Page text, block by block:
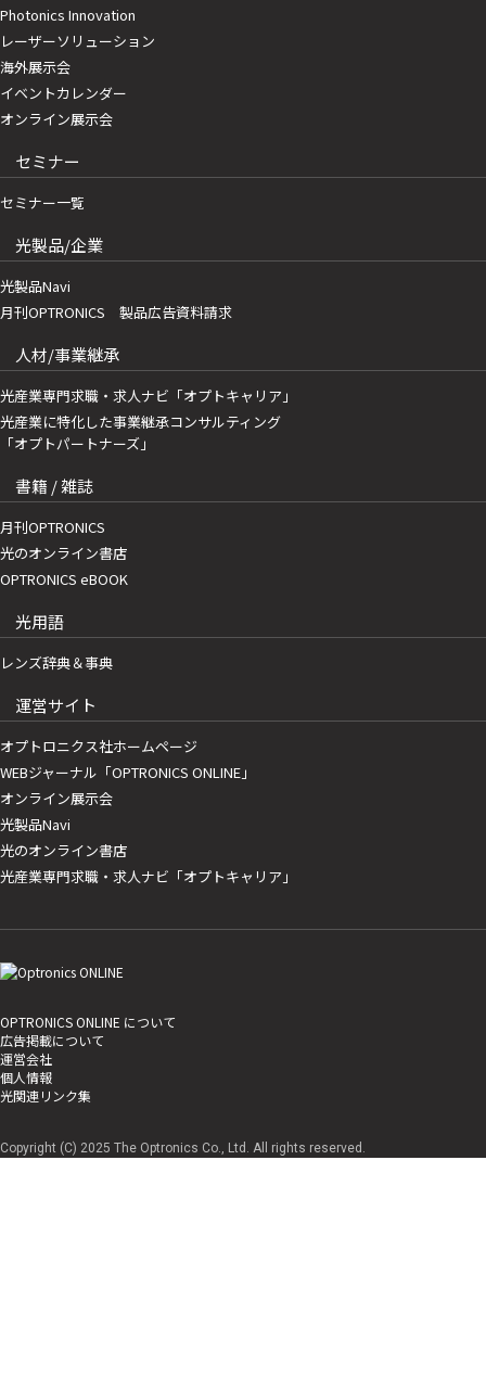
Photonics Innovation
レーザーソリューション
海外展示会
イベントカレンダー
オンライン展示会
セミナー
セミナー一覧
光製品/企業
光製品Navi
月刊OPTRONICS 製品広告資料請求
人材/事業継承
光産業専門求職・求人ナビ「オプトキャリア」
光産業に特化した事業継承コンサルティング
「オプトパートナーズ」
書籍 / 雑誌
月刊OPTRONICS
光のオンライン書店
OPTRONICS eBOOK
光用語
レンズ辞典＆事典
運営サイト
オプトロニクス社ホームページ
WEBジャーナル「OPTRONICS ONLINE」
オンライン展示会
光製品Navi
光のオンライン書店
光産業専門求職・求人ナビ「オプトキャリア」
OPTRONICS ONLINE について
広告掲載について
運営会社
個人情報
光関連リンク集
Copyright (C) 2025 The Optronics Co., Ltd. All rights reserved.